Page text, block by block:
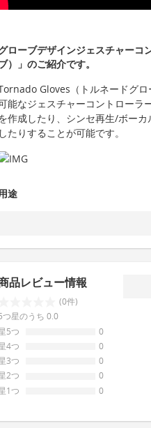
ローブデザインジェスチャー
）」のご紹介です。
Gloves（トルネードグ
能なジェスチャーコントローラ
作成したり、シンセ再生/ボー
したりすることが可能です。
途
品レビュー情報
(0件)
つ星のうち 0.0
5つ
0
4つ
0
3つ
0
2つ
0
1つ
0